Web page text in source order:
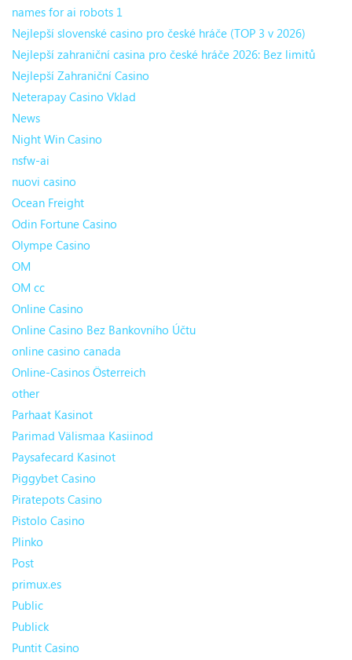
names for ai robots 1
Nejlepší slovenské casino pro české hráče (TOP 3 v 2026)
Nejlepší zahraniční casina pro české hráče 2026: Bez limitů
Nejlepší Zahraniční Casino
Neterapay Casino Vklad
News
Night Win Casino
nsfw-ai
nuovi casino
Ocean Freight
Odin Fortune Casino
Olympe Casino
OM
OM cc
Online Casino
Online Casino Bez Bankovního Účtu
online casino canada
Online-Casinos Österreich
other
Parhaat Kasinot
Parimad Välismaa Kasiinod
Paysafecard Kasinot
Piggybet Casino
Piratepots Casino
Pistolo Casino
Plinko
Post
primux.es
Public
Publick
Puntit Casino